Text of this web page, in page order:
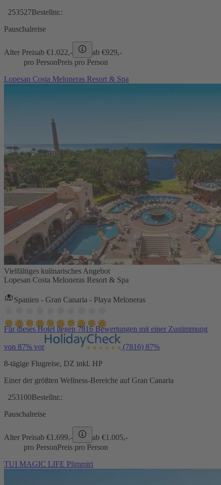
253527Bestellnr.:
Pauschalreise
Alter Preisab €1.022,- ab €929,-
pro PersonPreis pro Person
Lopesan Costa Meloneras Resort & Spa
Vielfältiges kulinarisches Angebot
Lopesan Costa Meloneras Resort & Spa
Spanien - Gran Canaria - Playa Meloneras
Für dieses Hotel liegen 7816 Bewertungen mit einer Zustimmung
von 87% vor (7816) 87%
8-tägige Flugreise, DZ inkl. HP
Einer der größten Wellness-Bereiche auf Gran Canaria
253100Bestellnr.:
Pauschalreise
Alter Preisab €1.699,- ab €1.005,-
pro PersonPreis pro Person
TUI MAGIC LIFE Plimmiri